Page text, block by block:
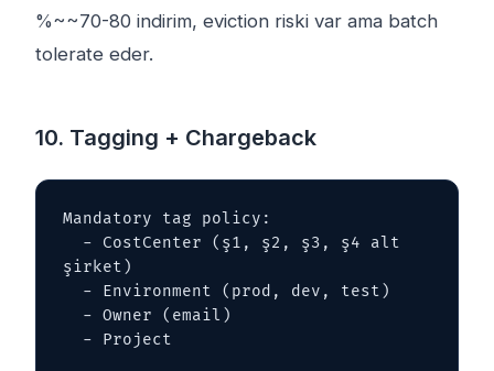
%~~70-80 indirim, eviction riski var ama batch
tolerate eder.
10. Tagging + Chargeback
Mandatory tag policy:
şirket)